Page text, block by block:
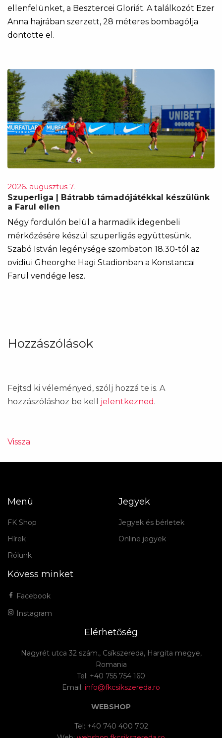
ellenfelünket, a Besztercei Gloriát. A találkozót Ezer
Anna hajrában szerzett, 28 méteres bombagólja
döntötte el.
2026. augusztus 7.
Szuperliga | Bátrabb támadójátékkal készülünk
a Farul ellen
Négy fordulón belül a harmadik idegenbeli
mérkőzésére készül szuperligás együttesünk.
Szabó István legénysége szombaton 18.30-tól az
ovidiui Gheorghe Hagi Stadionban a Konstancai
Farul vendége lesz.
Hozzászólások
Fejtsd ki véleményed, szólj hozzá te is. A
hozzászóláshoz be kell jelentkezned .
Vissza
Menü
FK Shop
Hírek
Rólunk
Jegyek
Jegyek és bérletek
Online jegyek
Kövess minket
Facebook
Instagram
Elérhetőség
Nagyrét utca 32 szám., Csíkszereda, Hargita megye,
Romania
Tel: +40 755 754 160
Email: info@fkcsikszereda.ro
WEBSHOP
Tel: +40 740 400 702